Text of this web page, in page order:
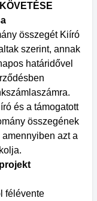
összegét Kiíró
szerint, annak
határidővel
és a támogatott
összegének
azt a
félévente